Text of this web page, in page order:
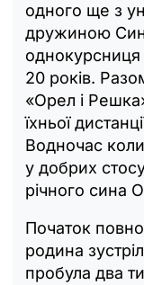
одного ще з
дружиною
20 років.
«Орел і
їхньої
Водночас
у добрих
річного сина
Початок
родина
пробула два